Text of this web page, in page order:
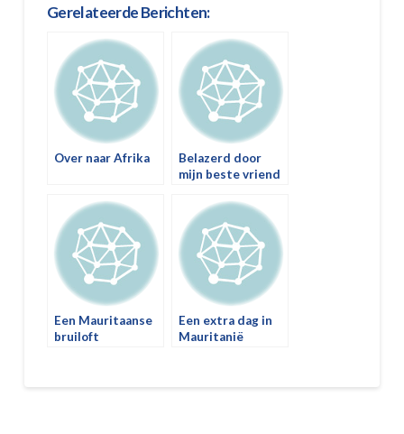
Gerelateerde Berichten:
Over naar Afrika
Belazerd door
mijn beste vriend
Een Mauritaanse
bruiloft
Een extra dag in
Mauritanië